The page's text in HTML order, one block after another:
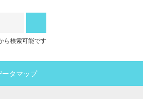
ら検索可能です
タマップ